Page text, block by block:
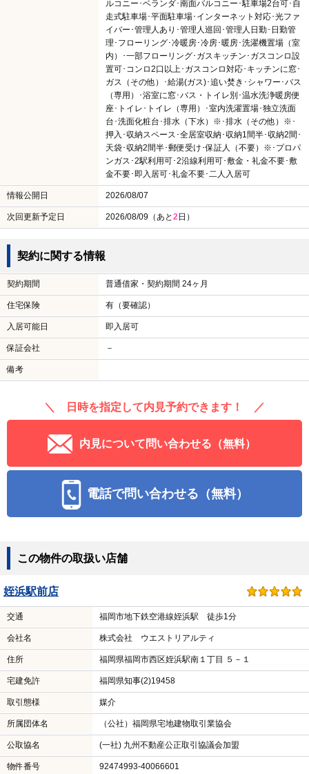
ルコニー･ベランダ･南面バルコニー･駐車場2台可･自
走式駐車場･平面駐車場･インターネット対応･光ファ
イバー･管理人あり･管理人巡回･管理人日勤･日勤管
理･フローリング･冷暖房･冷房･暖房･洗濯機置場（室
内）･一部フローリング･ガスキッチン･ガスコンロ設
置可･コンロ2口以上･ガスコンロ対応･キッチンに窓･
ガス（その他）･給湯(ガス)･追い焚き･シャワー･バス
（専用）･浴室に窓･バス・トイレ別･温水洗浄暖房便
座･トイレ･トイレ（専用）･室内洗濯置場･独立洗面
台･洗面化粧台･排水（下水）※･排水（その他）※･
押入･収納スペース･全居室収納･収納1間半･収納2間･
天袋･収納2間半･郵便受け･保証人（不要）※･プロパ
ンガス･2駅利用可･2沿線利用可･敷金・礼金不要･敷
金不要･即入居可･礼金不要･二人入居可
情報公開日 2026/08/07
次回更新予定日 2026/08/09（あと2日）
契約に関する情報
契約期間 普通借家・契約期間 24ヶ月
住宅保険 有（要確認）
入居可能日 即入居可
保証会社 －
備考
＼ 日時を指定して内見予約できます！ ／
内見について問い合わせる（無料）
電話で問い合わせる（無料）
この物件の取扱い店舗
姪浜駅前店
交通 福岡市地下鉄空港線姪浜駅 徒歩1分
会社名 株式会社 ウエストリアルティ
住所 福岡県福岡市西区姪浜駅南１丁目 ５－１
宅建免許 福岡県知事(2)19458
取引態様 媒介
所属団体名 （公社）福岡県宅地建物取引業協会
公取協名 (一社) 九州不動産公正取引協議会加盟
物件番号 92474993-40066601